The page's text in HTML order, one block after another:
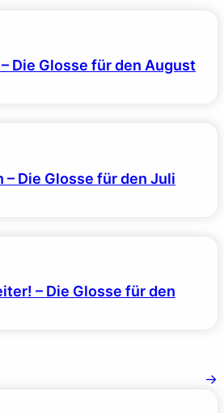
– Die Glosse für den August
Die Glosse für den Juli
– Die Glosse für den
→